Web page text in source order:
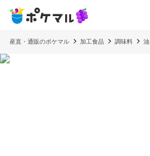
産直・通販のポケマル 加工食品 調味料